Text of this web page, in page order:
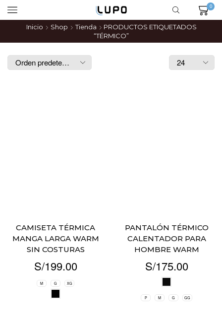
0
Inicio Shop Tienda
PRODUCTOS ETIQUETADOS
“TÉRMICO”
CAMISETA TÉRMICA
MANGA LARGA WARM
SIN COSTURAS
S/199.00
M G XG
PANTALÓN TÉRMICO
CALENTADOR PARA
HOMBRE WARM
S/175.00
P M G GG